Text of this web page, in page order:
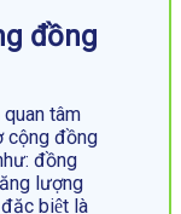
đồng
tâm
cộng đồng
đồng
lượng
biệt là